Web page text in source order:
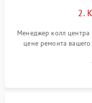
2.
Менеджер колл
цене ремонта